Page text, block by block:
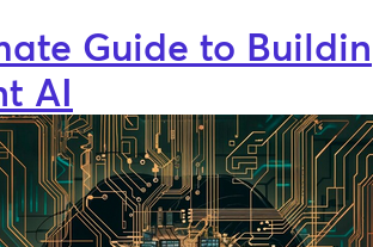
Guide to
AI